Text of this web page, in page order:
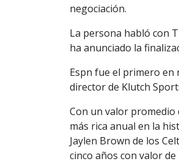
negociación.
La persona habló con
ha anunciado la
Espn fue el primero en
director de Klutch
Con un valor promedio
más rica anual en la
Jaylen Brown de los
cinco años con valor